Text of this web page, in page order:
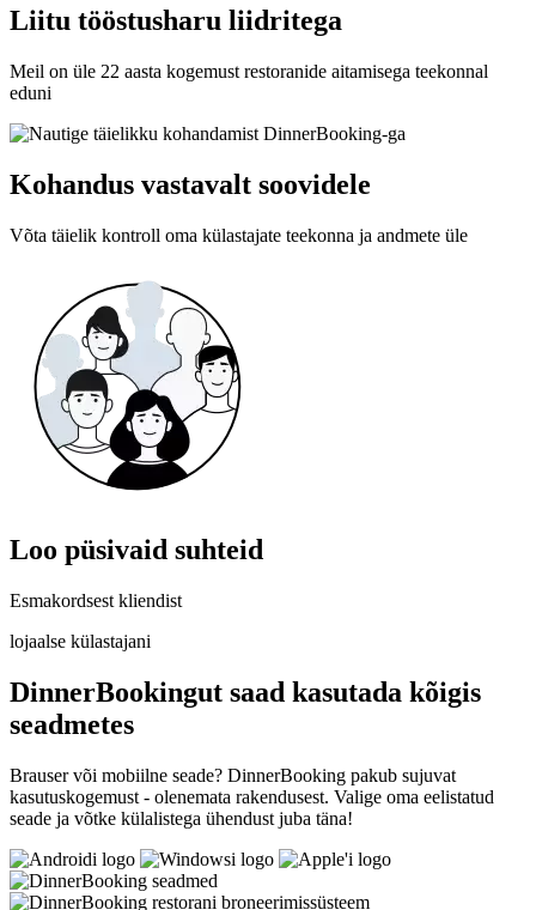
Liitu tööstusharu liidritega
Meil on üle 22 aasta kogemust restoranide aitamisega teekonnal
eduni
Kohandus vastavalt soovidele
Võta täielik kontroll oma külastajate teekonna ja andmete üle
Loo püsivaid suhteid
Esmakordsest kliendist
lojaalse külastajani
DinnerBookingut saad kasutada kõigis
seadmetes
Brauser või mobiilne seade? DinnerBooking pakub sujuvat
kasutuskogemust - olenemata rakendusest. Valige oma eelistatud
seade ja võtke külalistega ühendust juba täna!